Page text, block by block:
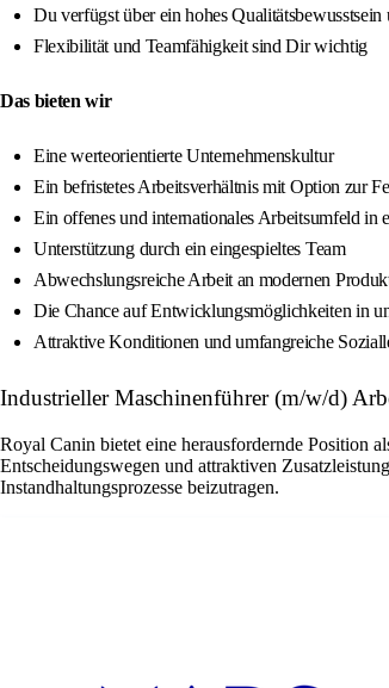
Du verfügst über ein hohes
Flexibilität und Teamfähigkeit sind Dir wichtig
Das bieten wir
Eine werteorientierte Unternehmenskultur
Ein befristetes Arbeitsverhältnis mit Option zur
Ein offenes und internationales Arbeitsumfeld in
Unterstützung durch ein eingespieltes Team
Abwechslungsreiche Arbeit an modernen
Die Chance auf Entwicklungsmöglichkeiten in
Attraktive Konditionen und umfangreiche
Industrieller Maschinenführer (m/w/d)
Royal Canin bietet eine herausfordernde Position
Entscheidungswegen und attraktiven
Instandhaltungsprozesse beizutragen.